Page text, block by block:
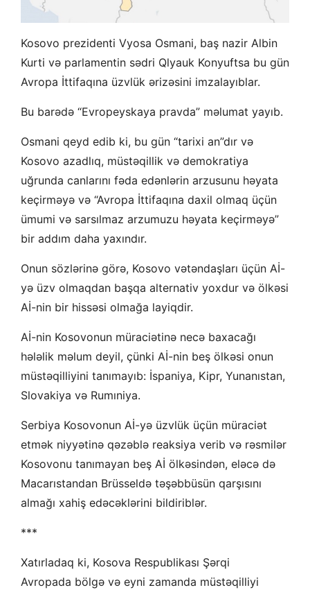
Kosovo prezidenti Vyosa Osmani, baş nazir Albin
Kurti və parlamentin sədri Qlyauk Konyuftsa bu gün
Avropa İttifaqına üzvlük ərizəsini imzalayıblar.
Bu barədə “Evropeyskaya pravda” məlumat yayıb.
Osmani qeyd edib ki, bu gün “tarixi an”dır və
Kosovo azadlıq, müstəqillik və demokratiya
uğrunda canlarını fəda edənlərin arzusunu həyata
keçirməyə və “Avropa İttifaqına daxil olmaq üçün
ümumi və sarsılmaz arzumuzu həyata keçirməyə”
bir addım daha yaxındır.
Onun sözlərinə görə, Kosovo vətəndaşları üçün Aİ-
yə üzv olmaqdan başqa alternativ yoxdur və ölkəsi
Aİ-nin bir hissəsi olmağa layiqdir.
Aİ-nin Kosovonun müraciətinə necə baxacağı
hələlik məlum deyil, çünki Aİ-nin beş ölkəsi onun
müstəqilliyini tanımayıb: İspaniya, Kipr, Yunanıstan,
Slovakiya və Rumıniya.
Serbiya Kosovonun Aİ-yə üzvlük üçün müraciət
etmək niyyətinə qəzəblə reaksiya verib və rəsmilər
Kosovonu tanımayan beş Aİ ölkəsindən, eləcə də
Macarıstandan Brüsseldə təşəbbüsün qarşısını
almağı xahiş edəcəklərini bildiriblər.
***
Xatırladaq ki, Kosova Respublikası Şərqi
Avropada bölgə və eyni zamanda müstəqilliyi